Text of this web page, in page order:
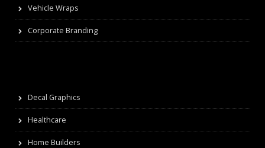
Vehicle Wraps
Corporate Branding
Decal Graphics
Healthcare
Home Builders